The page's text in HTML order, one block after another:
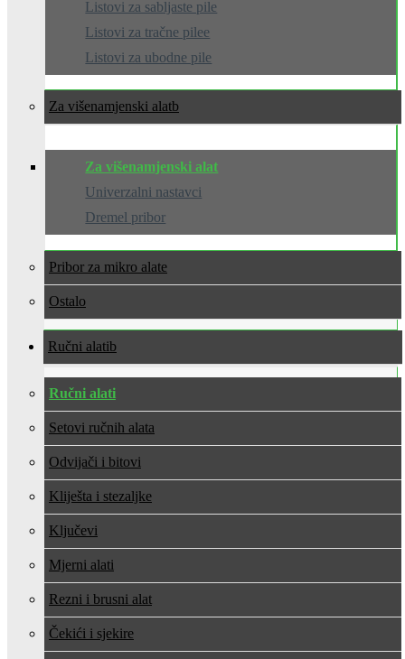
Listovi za sabljaste pile
Listovi za tračne pilee
Listovi za ubodne pile
Za višenamjenski alat
Za višenamjenski alat
Univerzalni nastavci
Dremel pribor
Pribor za mikro alate
Ostalo
Ručni alati
Ručni alati
Setovi ručnih alata
Odvijači i bitovi
Kliješta i stezaljke
Ključevi
Mjerni alati
Rezni i brusni alat
Čekići i sjekire